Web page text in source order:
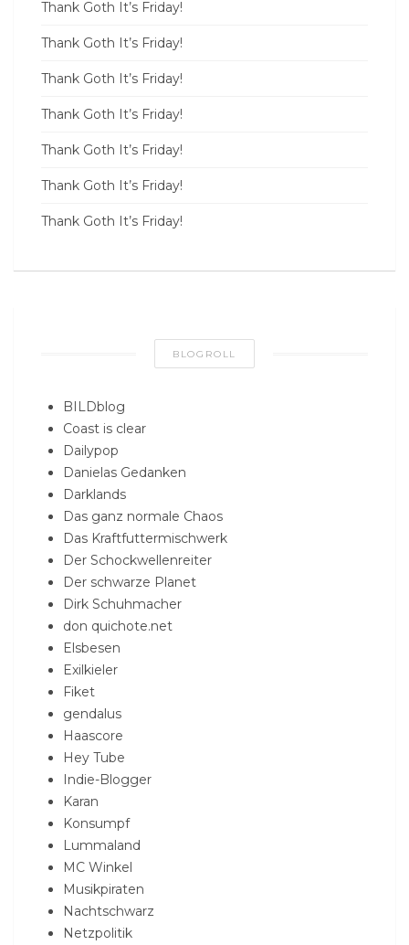
Thank Goth It’s Friday!
Thank Goth It’s Friday!
Thank Goth It’s Friday!
Thank Goth It’s Friday!
Thank Goth It’s Friday!
Thank Goth It’s Friday!
Thank Goth It’s Friday!
BLOGROLL
BILDblog
Coast is clear
Dailypop
Danielas Gedanken
Darklands
Das ganz normale Chaos
Das Kraftfuttermischwerk
Der Schockwellenreiter
Der schwarze Planet
Dirk Schuhmacher
don quichote.net
Elsbesen
Exilkieler
Fiket
gendalus
Haascore
Hey Tube
Indie-Blogger
Karan
Konsumpf
Lummaland
MC Winkel
Musikpiraten
Nachtschwarz
Netzpolitik